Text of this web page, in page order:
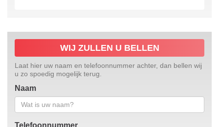
WIJ ZULLEN U BELLEN
Laat hier uw naam en telefoonnummer achter, dan bellen wij
u zo spoedig mogelijk terug.
Naam
Telefoonnummer